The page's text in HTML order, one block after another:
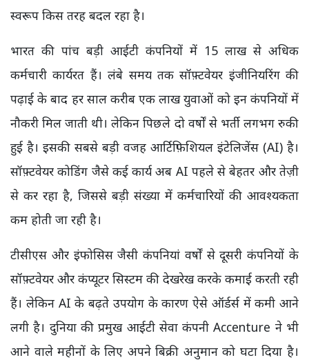
स्वरूप किस तरह बदल रहा है।
भारत की पांच बड़ी आईटी कंपनियों में 15 लाख से अधिक
कर्मचारी कार्यरत हैं। लंबे समय तक सॉफ़्टवेयर इंजीनियरिंग की
पढ़ाई के बाद हर साल करीब एक लाख युवाओं को इन कंपनियों में
नौकरी मिल जाती थी। लेकिन पिछले दो वर्षों से भर्ती लगभग रुकी
हुई है। इसकी सबसे बड़ी वजह आर्टिफ़िशियल इंटेलिजेंस (AI) है।
सॉफ़्टवेयर कोडिंग जैसे कई कार्य अब AI पहले से बेहतर और तेज़ी
से कर रहा है, जिससे बड़ी संख्या में कर्मचारियों की आवश्यकता
कम होती जा रही है।
टीसीएस और इंफोसिस जैसी कंपनियां वर्षों से दूसरी कंपनियों के
सॉफ़्टवेयर और कंप्यूटर सिस्टम की देखरेख करके कमाई करती रही
हैं। लेकिन AI के बढ़ते उपयोग के कारण ऐसे ऑर्डर्स में कमी आने
लगी है। दुनिया की प्रमुख आईटी सेवा कंपनी Accenture ने भी
आने वाले महीनों के लिए अपने बिक्री अनुमान को घटा दिया है।